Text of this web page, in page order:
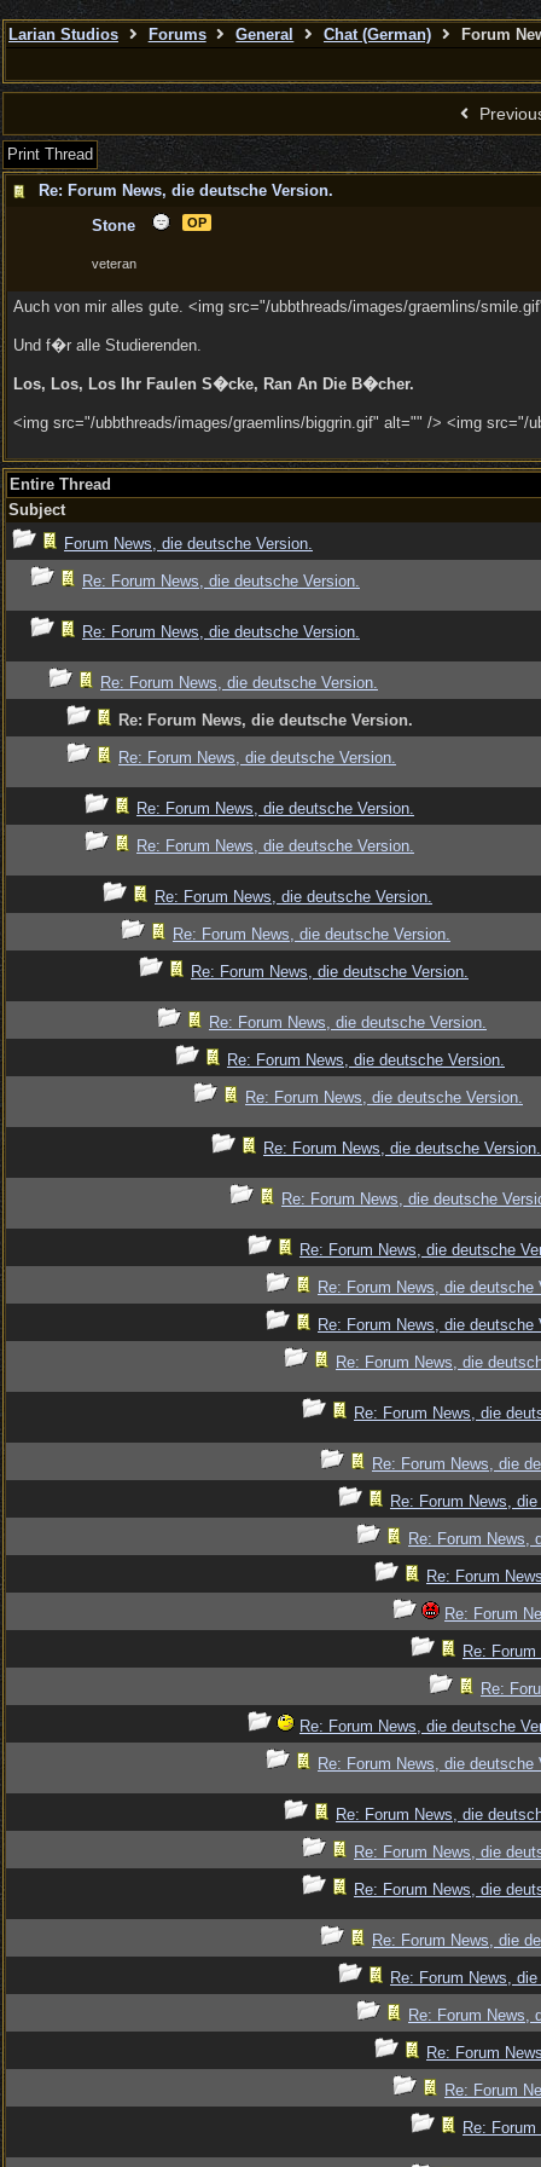
Larian Studios Forums General Chat (German) Forum
Print Thread
Re: Forum News, die deutsche Version.
Stone
OP
veteran
Auch von mir alles gute. <img src="/ubbthreads/images/graemlins/
Und f�r alle Studierenden.
Los, Los, Los Ihr Faulen S�cke, Ran An Die B�cher.
<img src="/ubbthreads/images/graemlins/biggrin.gif" alt="" /> <img
Entire Thread
Subject
Forum News, die deutsche Version.
Re: Forum News, die deutsche Version.
Re: Forum News, die deutsche Version.
Re: Forum News, die deutsche Version.
Re: Forum News, die deutsche Version.
Re: Forum News, die deutsche Version.
Re: Forum News, die deutsche Version.
Re: Forum News, die deutsche Version.
Re: Forum News, die deutsche Version.
Re: Forum News, die deutsche Version.
Re: Forum News, die deutsche Version.
Re: Forum News, die deutsche Version.
Re: Forum News, die deutsche Version.
Re: Forum News, die deutsche Version.
Re: Forum News, die deutsche Version.
Re: Forum News, die deutsche
Re: Forum News, die deutsche
Re: Forum News, die deutsche
Re: Forum News, die deutsche
Re: Forum News, die
Re: Forum News, die
Re: Forum News, die
Re: Forum News,
Re: Forum News,
Re: Forum
Re: Forum
Re:
Re:
Re: Forum News, die deutsche
Re: Forum News, die deutsche
Re: Forum News, die
Re: Forum News, die
Re: Forum News, die
Re: Forum News, die
Re: Forum News,
Re: Forum News,
Re: Forum
Re: Forum
Re: